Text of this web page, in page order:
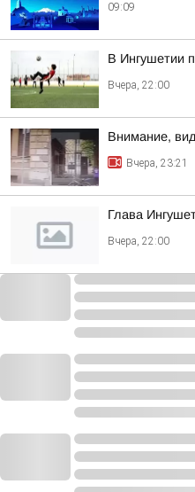
09:09
В Ингушетии
Вчера, 22:00
Внимание,
Вчера, 23:21
Глава
Вчера, 22:00